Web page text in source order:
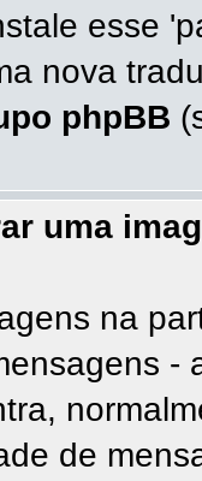
esse
nova
phpBB
uma
na
-
de